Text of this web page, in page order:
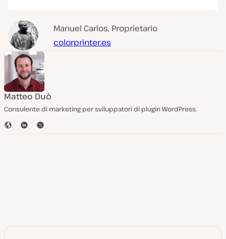
Manuel Carlos, Proprietario
colorprinter.es
Matteo Duò
Consulente di marketing per sviluppatori di plugin WordPress.
S
L
T